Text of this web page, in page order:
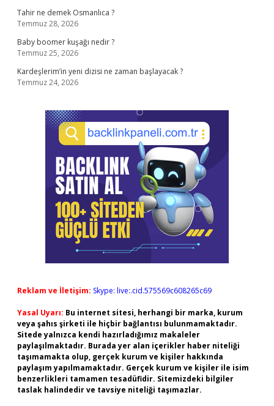
Tahir ne demek Osmanlıca ?
Temmuz 28, 2026
Baby boomer kuşağı nedir ?
Temmuz 25, 2026
Kardeşlerim’in yeni dizisi ne zaman başlayacak ?
Temmuz 24, 2026
Reklam ve İletişim: Skype: live:.cid.575569c608265c69
Yasal Uyarı: Bu internet sitesi, herhangi bir marka, kurum
veya şahıs şirketi ile hiçbir bağlantısı bulunmamaktadır.
Sitede yalnızca kendi hazırladığımız makaleler
paylaşılmaktadır. Burada yer alan içerikler haber niteliği
taşımamakta olup, gerçek kurum ve kişiler hakkında
paylaşım yapılmamaktadır. Gerçek kurum ve kişiler ile isim
benzerlikleri tamamen tesadüfidir. Sitemizdeki bilgiler
taslak halindedir ve tavsiye niteliği taşımazlar.